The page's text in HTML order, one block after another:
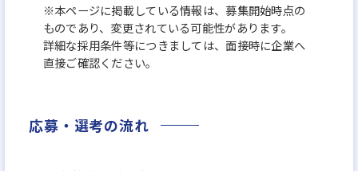
※本ページに掲載している情報は、募集開始時点の
ものであり、変更されている可能性があります。
詳細な採用条件等につきましては、面接時に企業へ
直接ご確認ください。
応募・選考の流れ